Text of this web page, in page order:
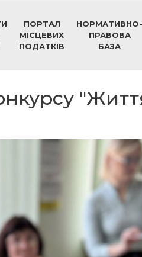
ПОРТАЛ
МІСЦЕВИХ
ПОДАТКІВ
НОРМАТИВНО-
ПРАВОВА
БАЗА